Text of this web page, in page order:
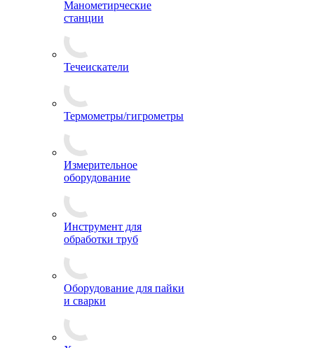
Манометирческие
станции
Течеискатели
Термометры/гигрометры
Измерительное
оборудование
Инструмент для
обработки труб
Оборудование для пайки
и сварки